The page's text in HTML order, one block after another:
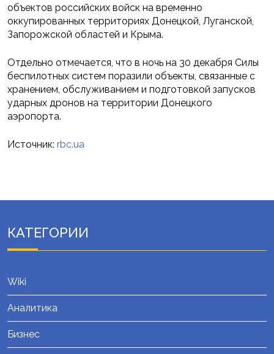
объектов российских войск на временно
оккупированных территориях Донецкой, Луганской,
Запорожской областей и Крыма.
Отдельно отмечается, что в ночь на 30 декабря Силы
беспилотных систем поразили объекты, связанные с
хранением, обслуживанием и подготовкой запусков
ударных дронов на территории Донецкого
аэропорта.
Источник: rbc.ua
КАТЕГОРИИ
Wiki
Аналитика
Бизнес